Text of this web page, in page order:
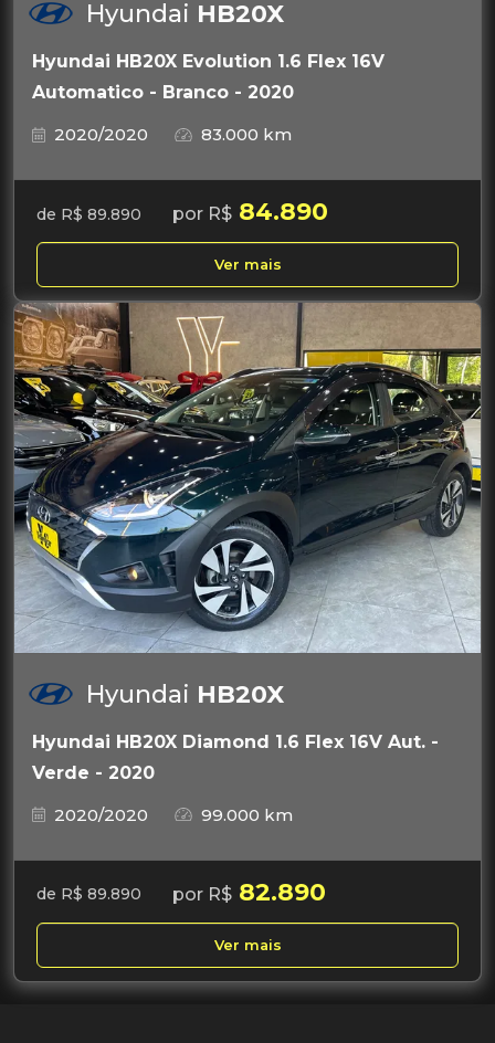
Hyundai HB20X
Hyundai HB20X Evolution 1.6 Flex 16V
Automatico - Branco - 2020
2020/2020
83.000 km
de R$ 89.890 por R$ 84.890
Ver mais
Hyundai HB20X
Hyundai HB20X Diamond 1.6 Flex 16V Aut. -
Verde - 2020
2020/2020
99.000 km
de R$ 89.890 por R$ 82.890
Ver mais